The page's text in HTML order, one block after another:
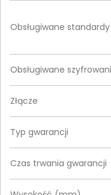
Obsługiwane standardy
Obsługiwane
Złącze
Typ gwarancji
Czas trwania gwarancji